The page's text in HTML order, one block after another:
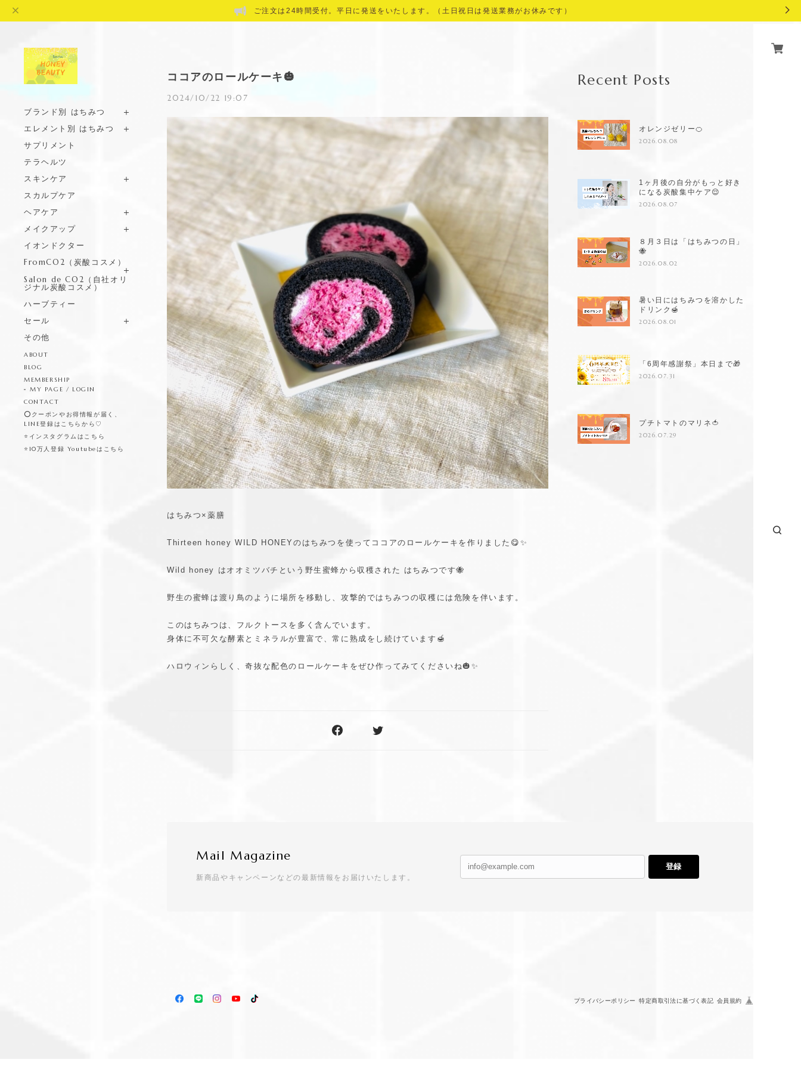
ご注文は24時間受付。平日に発送をいたします。（土日祝日は発送業務がお休みです）
ブランド別 はちみつ
エレメント別 はちみつ
サプリメント
テラヘルツ
スキンケア
スカルプケア
ヘアケア
メイクアップ
イオンドクター
FromCO2（炭酸コスメ）
Salon de CO2（自社オリ
ジナル炭酸コスメ）
ハーブティー
セール
その他
ABOUT
BLOG
MEMBERSHIP
MY PAGE / LOGIN
CONTACT
⭕️クーポンやお得情報が届く、
LINE登録はこちらから♡
⭐️インスタグラムはこちら
⭐️10万人登録 Youtubeはこちら
ココアのロールケーキ🎃
2024/10/22 19:07
はちみつ×薬膳
Thirteen honey WILD HONEYのはちみつを使ってココアのロールケーキを作りました😋✨
Wild honey はオオミツバチという野生蜜蜂から収穫された はちみつです🐝
野生の蜜蜂は渡り鳥のように場所を移動し、攻撃的ではちみつの収穫には危険を伴います。
このはちみつは、フルクトースを多く含んでいます。
身体に不可欠な酵素とミネラルが豊富で、常に熟成をし続けています🍯
ハロウィンらしく、奇抜な配色のロールケーキをぜひ作ってみてくださいね🎃✨
Recent Posts
オレンジゼリー🍊
2026.08.08
1ヶ月後の自分がもっと好き
になる炭酸集中ケア😌
2026.08.07
８月３日は「はちみつの日」
🐝
2026.08.02
暑い日にはちみつを溶かした
ドリンク🍯
2026.08.01
「6周年感謝祭」本日まで🎁
2026.07.31
プチトマトのマリネ🍅
2026.07.29
Mail Magazine
新商品やキャンペーンなどの最新情報をお届けいたします。
登録
プライバシーポリシー 特定商取引法に基づく表記 会員規約